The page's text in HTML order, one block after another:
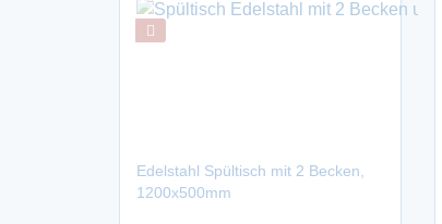
Edelstahl Spültisch mit 2 Becken,
1200x500mm